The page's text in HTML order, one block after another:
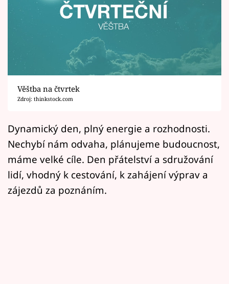
Seriály
Horoskopy
Sledujte prima+
Filmový festival Karlovy Vary
Mámy sobě
Přihlášení
Věštba na čtvrtek
Zdroj: thinkstock.com
Dynamický den, plný energie a rozhodnosti.
Nechybí nám odvaha, plánujeme budoucnost,
máme velké cíle. Den přátelství a sdružování
lidí, vhodný k cestování, k zahájení výprav a
zájezdů za poznáním.